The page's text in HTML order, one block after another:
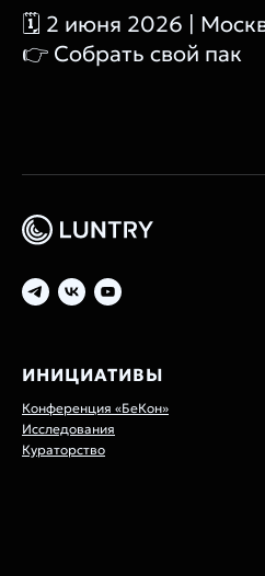
🗓 2 июня 2026 |
👉 Собрать свой пак
ИНИЦИАТИВЫ
Конференция «БеКон»
Исследования
Кураторство